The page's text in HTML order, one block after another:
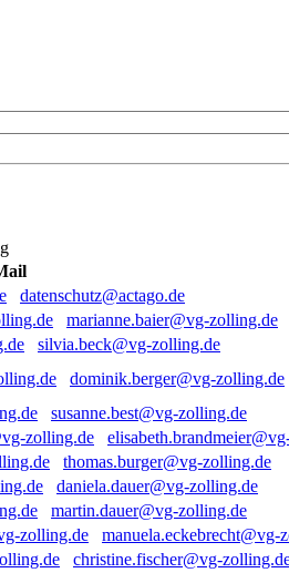
datenschutz@actago.de
marianne.baier@vg-zolling.de
silvia.beck@vg-zolling.de
dominik.berger@vg-zolling.de
susanne.best@vg-zolling.de
thomas.burger@vg-zolling.de
daniela.dauer@vg-zolling.de
martin.dauer@vg-zolling.de
manuela.eckebrecht@vg-
christine.fischer@vg-